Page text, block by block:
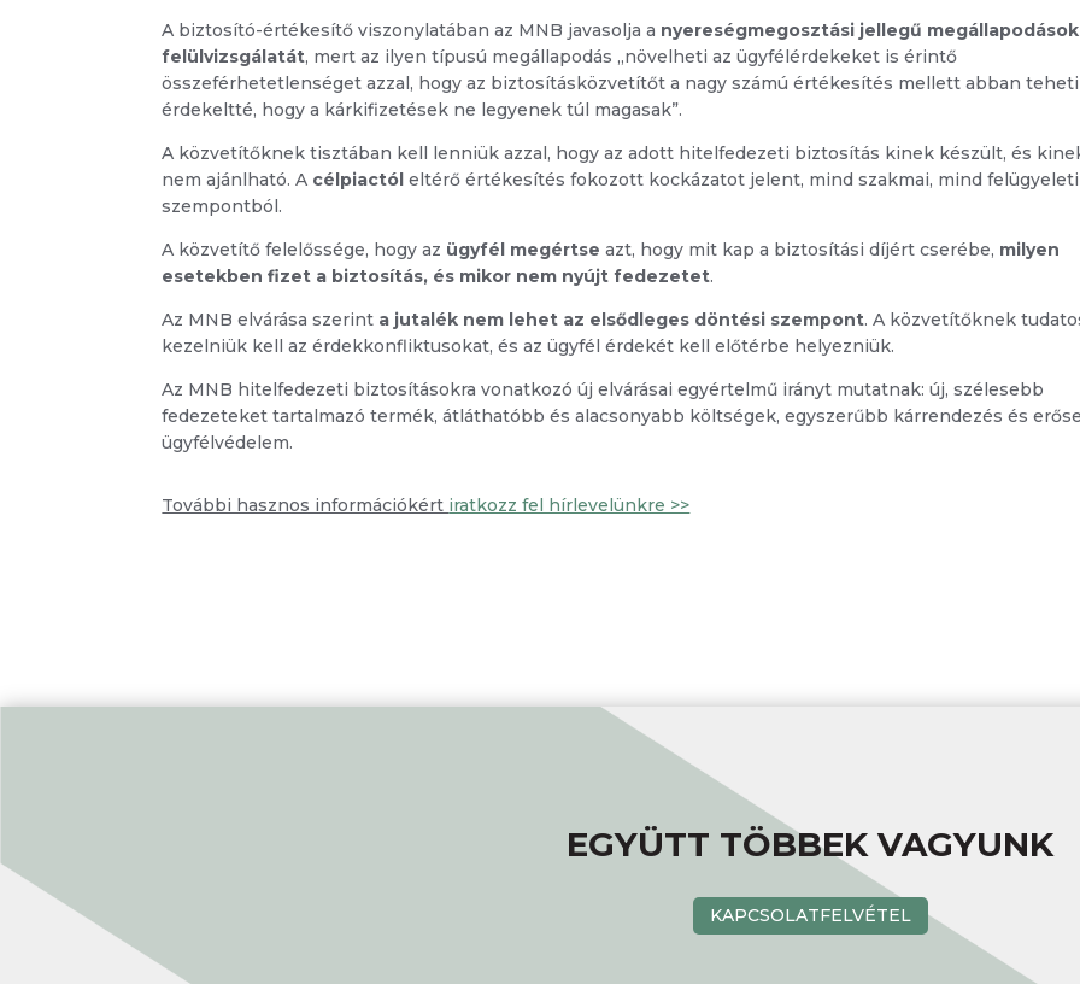
A biztosító-értékesítő viszonylatában az MNB javasolja a nyereségmegosztási jellegű megállapodások
felülvizsgálatát, mert az ilyen típusú megállapodás „növelheti az ügyfélérdekeket is érintő
összeférhetetlenséget azzal, hogy az biztosításközvetítőt a nagy számú értékesítés mellett abban teheti
érdekeltté, hogy a kárkifizetések ne legyenek túl magasak”.
A közvetítőknek tisztában kell lenniük azzal, hogy az adott hitelfedezeti biztosítás kinek készült, és
nem ajánlható. A célpiactól eltérő értékesítés fokozott kockázatot jelent, mind szakmai, mind felügyeleti
szempontból.
A közvetítő felelőssége, hogy az ügyfél megértse azt, hogy mit kap a biztosítási díjért cserébe, milyen
esetekben fizet a biztosítás, és mikor nem nyújt fedezetet.
Az MNB elvárása szerint a jutalék nem lehet az elsődleges döntési szempont. A közvetítőknek
kezelniük kell az érdekkonfliktusokat, és az ügyfél érdekét kell előtérbe helyezniük.
Az MNB hitelfedezeti biztosításokra vonatkozó új elvárásai egyértelmű irányt mutatnak: új, szélesebb
fedezeteket tartalmazó termék, átláthatóbb és alacsonyabb költségek, egyszerűbb kárrendezés és
ügyfélvédelem.
További hasznos információkért iratkozz fel hírlevelünkre >>
EGYÜTT TÖBBEK VAGYUNK
KAPCSOLATFELVÉTEL